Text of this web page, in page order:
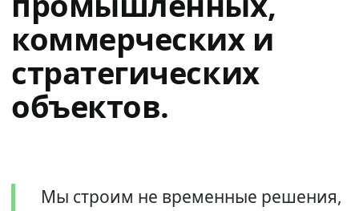
коммерческих и
стратегических
объектов.
Мы строим не временные решения,